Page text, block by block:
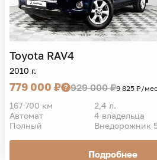
Toyota RAV4
2010 г.
779 000 ₽ 929 000 ₽9 825 ₽/
167 700 км 2,4 л.
Автомат
4 владельца
Полный
Подробнее